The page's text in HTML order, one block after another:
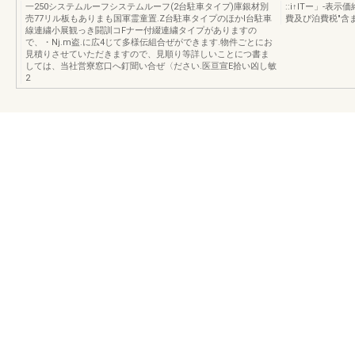
一250システムルーフシステムルーフ(2台駐車タイプ)庫銀材別
売77リル板もありまも国軍霊童置.Z台駐車タイプのほかl台駐車
線連繍小展観っき闘訓コFナー付綴連繍タイプがありますの
で、・Nj.m盗.に広4じて多様伝組合ぜができます.物件ごとにお
見積りさせていただきますので、見順り等詳しいことにつ書ま
しては、当社営寮窓口へ釘聞い合ぜ〈ださい.医亘宣E拾い凶し敏
2
::i↑lTー」-表示価
費及び泊費税"含